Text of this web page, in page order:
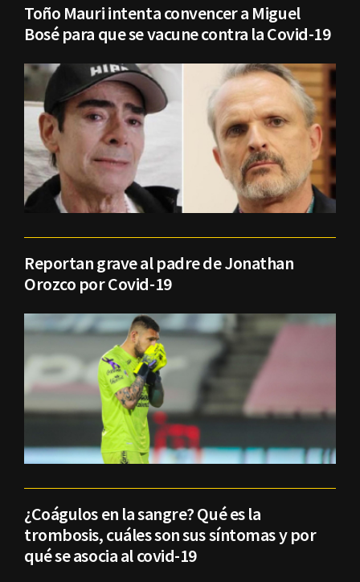
Toño Mauri intenta convencer a Miguel
Bosé para que se vacune contra la Covid-19
Reportan grave al padre de Jonathan
Orozco por Covid-19
¿Coágulos en la sangre? Qué es la
trombosis, cuáles son sus síntomas y por
qué se asocia al covid-19